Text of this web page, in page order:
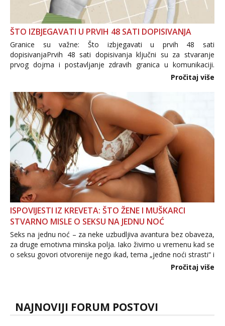
ŠTO IZBJEGAVATI U PRVIH 48 SATI DOPISIVANJA
Granice su važne: Što izbjegavati u prvih 48 sati
dopisivanjaPrvih 48 sati dopisivanja ključni su za stvaranje
prvog dojma i postavljanje zdravih granica u komunikaciji.
Važno je izbjeći prebrzo otkrivanje osobnih ili intimnih
informacija, jer nepoznata osoba još nije zaslužila to
povjerenje. Takođe...
Pročitaj više
ISPOVIJESTI IZ KREVETA: ŠTO ŽENE I MUŠKARCI
STVARNO MISLE O SEKSU NA JEDNU NOĆ
Seks na jednu noć – za neke uzbudljiva avantura bez obaveza,
za druge emotivna minska polja. Iako živimo u vremenu kad se
o seksu govori otvorenije nego ikad, tema „jedne noći strasti“ i
dalje izaziva burne rasprave. Što zapravo misle žene, a što
Pročitaj više
NAJNOVIJI FORUM POSTOVI